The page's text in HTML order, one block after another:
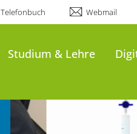
Telefonbuch Webmail
Studium & Lehre